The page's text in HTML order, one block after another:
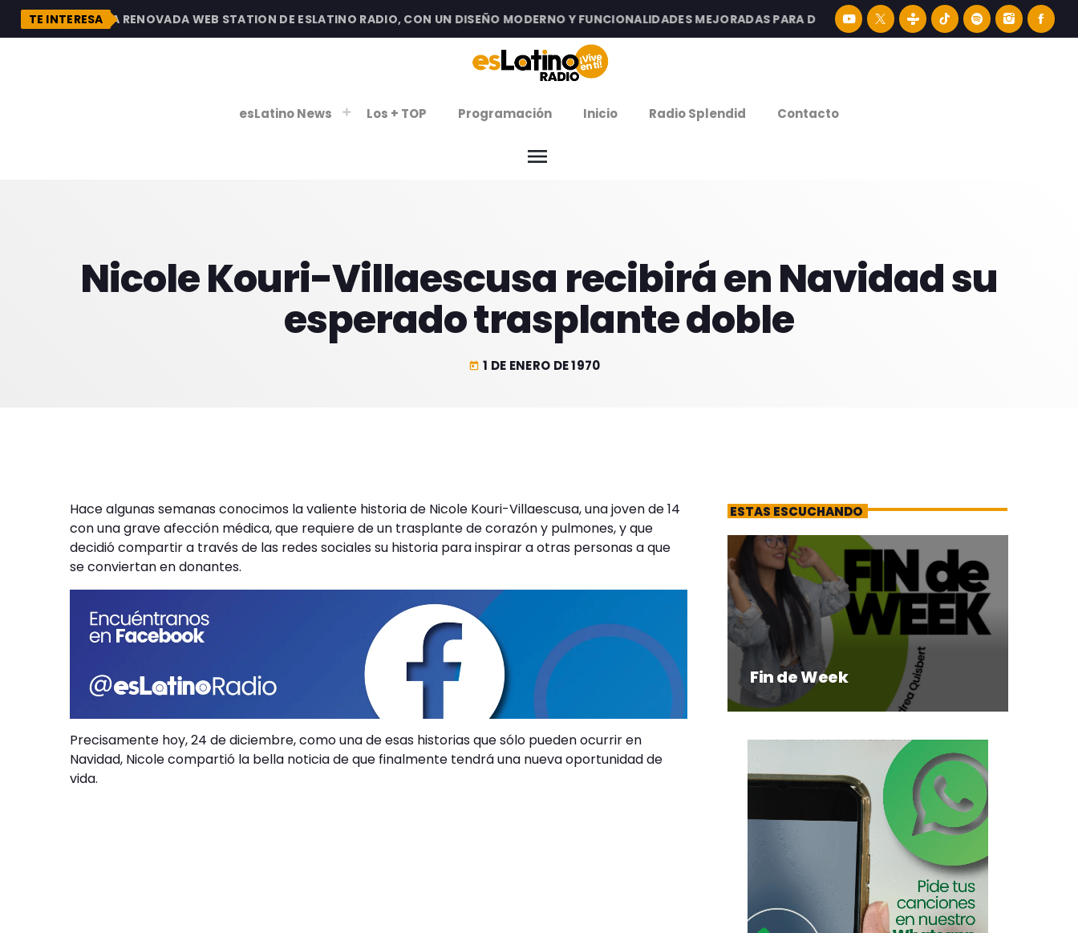
TE INTERESA
DESCUBRE LA RENOVADA WEB STATION DE ESLATINO RADIO, CON UN DISEÑO MODERNO Y FUNCIONALIDADES MEJORADAS PARA DISFRUTAR LA MEJOR MÚSICA LATINA Y
esLatino News Los + TOP Programación Inicio Radio Splendid Contacto
menu
PROGRAMACIÓN
Nicole Kouri-Villaescusa recibirá en Navidad su
esperado trasplante doble
today 1 DE ENERO DE 1970
Hace algunas semanas conocimos la valiente historia de Nicole Kouri-Villaescusa, una joven de 14
con una grave afección médica, que requiere de un trasplante de corazón y pulmones, y que
decidió compartir a través de las redes sociales su historia para inspirar a otras personas a que
se conviertan en donantes.
Precisamente hoy, 24 de diciembre, como una de esas historias que sólo pueden ocurrir en
Navidad, Nicole compartió la bella noticia de que finalmente tendrá una nueva oportunidad de
vida.
ESTAS ESCUCHANDO
Fin de Week